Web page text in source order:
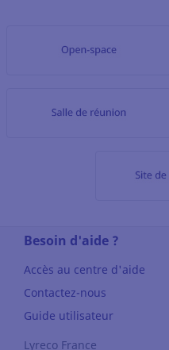
Besoin d'aide ?
Accès au centre d'aide
Contactez-nous
Guide utilisateur
Lyreco France